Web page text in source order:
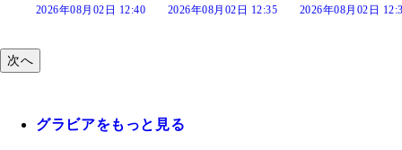
2026年08月02日 12:35 2026年08月02日 12:30 2026年08月02日
次へ
グラビアをもっと見る